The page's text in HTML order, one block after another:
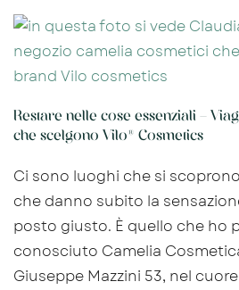
Restare nelle cose essenziali –
che scelgono Vilo® Cosmetics
Ci sono luoghi che si
che danno subito la
posto giusto. È quello che ho
conosciuto Camelia
Giuseppe Mazzini 53, nel